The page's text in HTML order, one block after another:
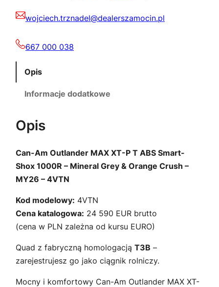
wojciech.trznadel@dealerszamocin.pl
667 000 038
Opis
Informacje dodatkowe
Opis
Can-Am Outlander MAX XT-P T ABS Smart-
Shox 1000R – Mineral Grey & Orange Crush –
MY26 – 4VTN
Kod modelowy: 4VTN
Cena katalogowa: 24 590 EUR brutto
(cena w PLN zależna od kursu EURO)
Quad z fabryczną homologacją T3B –
zarejestrujesz go jako ciągnik rolniczy.
Mocny i komfortowy Can-Am Outlander MAX XT-